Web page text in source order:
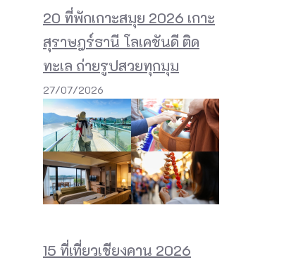
20 ที่พักเกาะสมุย 2026 เกาะ
สุราษฎร์ธานี โลเคชันดี ติด
ทะเล ถ่ายรูปสวยทุกมุม
27/07/2026
15 ที่เที่ยวเชียงคาน 2026